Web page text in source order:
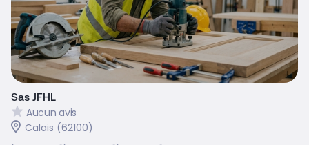
Sas JFHL
Aucun avis
Calais (62100)